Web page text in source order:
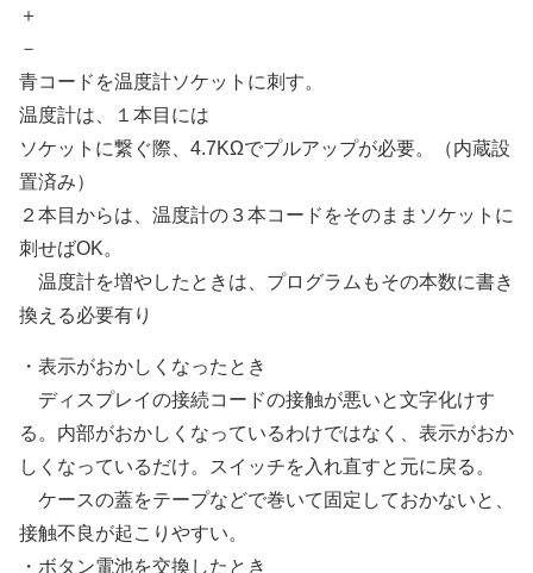
＋
－
青コードを温度計ソケットに刺す。
温度計は、１本目には
ソケットに繋ぐ際、4.7KΩでプルアップが必要。（内蔵設
置済み）
２本目からは、温度計の３本コードをそのままソケットに
刺せばOK。
温度計を増やしたときは、プログラムもその本数に書き
換える必要有り
・表示がおかしくなったとき
ディスプレイの接続コードの接触が悪いと文字化けす
る。内部がおかしくなっているわけではなく、表示がおか
しくなっているだけ。スイッチを入れ直すと元に戻る。
ケースの蓋をテープなどで巻いて固定しておかないと、
接触不良が起こりやすい。
・ボタン電池を交換したとき